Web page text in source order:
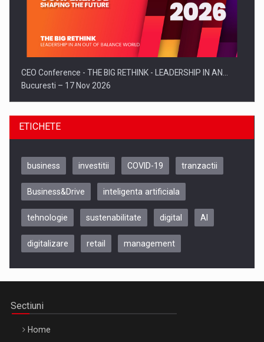
CEO Conference - THE BIG RETHINK - LEADERSHIP IN AN…
Bucuresti – 17 Nov 2026
Be Inspired. Make it Happen!, CLUJ, 9 Decembrie
ETICHETE
business investitii COVID-19 tranzactii
Business&Drive inteligenta artificiala
tehnologie sustenabilitate digital AI
digitalizare retail management
Sectiuni
Home